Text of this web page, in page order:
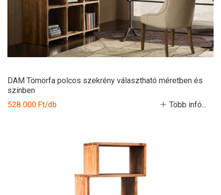
DAM Tömörfa polcos szekrény választható méretben és
színben
528 000 Ft/db
Több infó...